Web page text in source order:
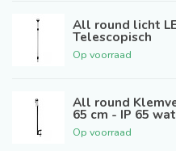
All round licht
Telescopisch
Op voorraad
All round
65 cm - IP 65
Op voorraad